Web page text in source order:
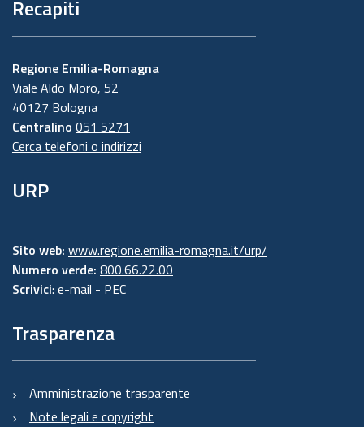
Recapiti
Regione Emilia-Romagna
Viale Aldo Moro, 52
40127 Bologna
Centralino 051 5271
Cerca telefoni o indirizzi
URP
Sito web: www.regione.emilia-romagna.it/urp/
Numero verde: 800.66.22.00
Scrivici: e-mail - PEC
Trasparenza
Amministrazione trasparente
Note legali e copyright